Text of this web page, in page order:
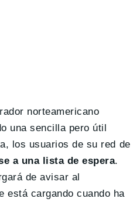
norteamericano
una sencilla pero útil
los usuarios de su red de
a una lista de espera.
de avisar al
está cargando cuando ha